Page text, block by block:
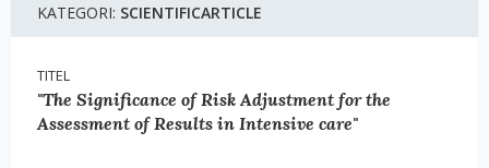
KATEGORI: SCIENTIFICARTICLE
TITEL
"The Significance of Risk Adjustment for the
Assessment of Results in Intensive care"